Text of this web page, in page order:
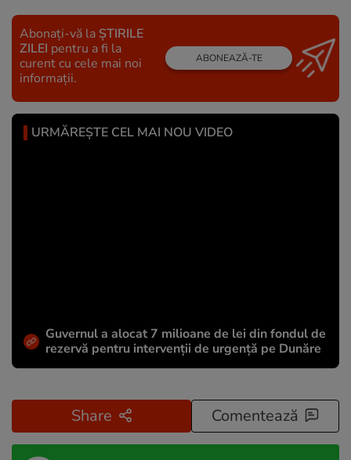
Abonați-vă la ȘTIRILE
ZILEI pentru a fi la
curent cu cele mai noi
informații.
ABONEAZĂ-TE
URMĂREȘTE CEL MAI NOU VIDEO
Guvernul a alocat 7 milioane de lei din fondul de
rezervă pentru intervenții de urgență pe Dunăre
Share Comentează